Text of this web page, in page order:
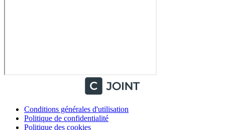
Conditions générales d'utilisation
Politique de confidentialité
Politique des cookies